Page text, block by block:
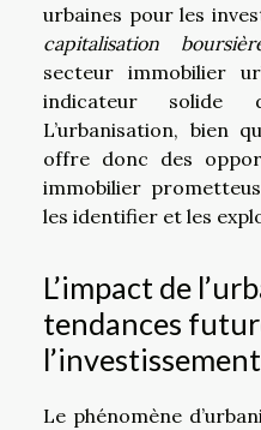
urbaines pour les
capitalisation
secteur immobilier
indicateur solide
L’urbanisation, bien
offre donc des
immobilier
les identifier et les
L’impact de
tendances
Le phénomène